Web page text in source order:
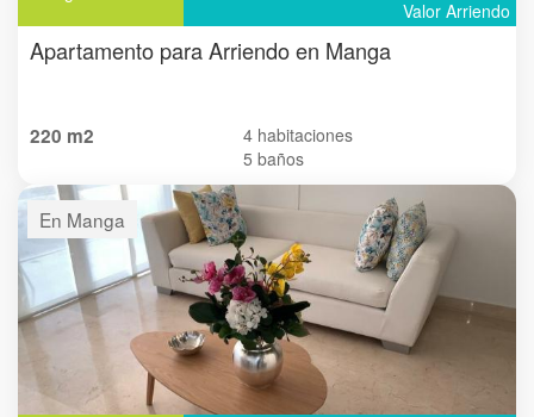
Valor Arriendo
Apartamento para Arriendo en Manga
220 m2
4 habitaciones
5 baños
En Manga